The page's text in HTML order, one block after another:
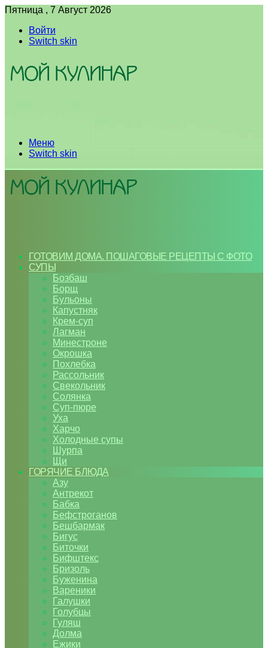
Пятница , 7 Август 2026
Войти
Switch skin
Меню
Switch skin
ГОТОВИМ ДОМА. ПОШАГОВЫЕ РЕЦЕПТЫ С ФОТО
СУПЫ
Бозбаш
Борщ
Бульоны
Капустняк
Крем-суп
Лагман
Минестроне
Окрошка
Похлебка
Рассольник
Свекольник
Солянка
Суп-пюре
Уха
Харчо
Холодные супы
Шурпа
Щи
ГОРЯЧИЕ БЛЮДА
Азу
Антрекот
Бабка
Бефстроганов
Бешбармак
Бигус
Биточки
Бифштекс
Бризоль
Буженина
Вареники
Галушки
Голубцы
Гуляш
Долма
Ежики